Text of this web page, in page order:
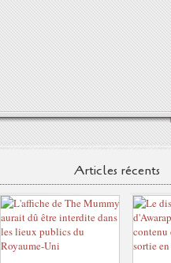
Articles récents